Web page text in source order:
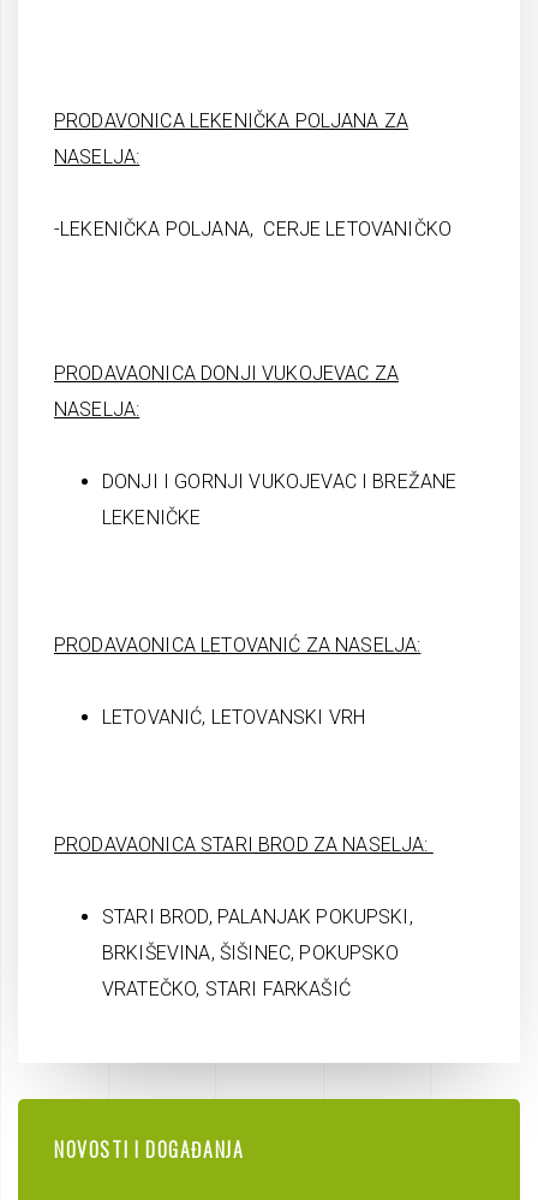
PRODAVONICA LEKENIČKA POLJANA ZA
NASELJA:
-LEKENIČKA POLJANA, CERJE LETOVANIČKO
PRODAVAONICA DONJI VUKOJEVAC ZA
NASELJA:
DONJI I GORNJI VUKOJEVAC I BREŽANE
LEKENIČKE
PRODAVAONICA LETOVANIĆ ZA NASELJA:
LETOVANIĆ, LETOVANSKI VRH
PRODAVAONICA STARI BROD ZA NASELJA:
STARI BROD, PALANJAK POKUPSKI,
BRKIŠEVINA, ŠIŠINEC, POKUPSKO
VRATEČKO, STARI FARKAŠIĆ
NOVOSTI I DOGAĐANJA